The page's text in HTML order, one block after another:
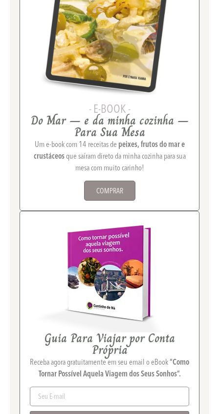
- E-BOOK -
Do Mar – e da minha cozinha –
Para Sua Mesa
Um e-book com 14 receitas de peixes, frutos do mar e
crustáceosque saíram direto da minha cozinha para sua
mesa com muito carinho!
COMPRAR
Guia Para Viajar por Conta
Própria
Receba agora gratuitamente em seu email o eBook“Como
Tornar Possível Aquela Viagem dos Seus Sonhos”.